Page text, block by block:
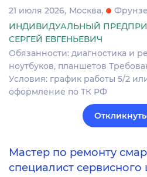
21 июля 2026 Москва
ИНДИВИДУАЛЬНЫЙ
СЕРГЕЙ ЕВГЕНЬЕВИЧ
Обязанности: диагностика и
ноутбуков, планшетов
Условия: график работы 5/2
оформление по ТК РФ
Мастер по ремонту
специалист сервисного